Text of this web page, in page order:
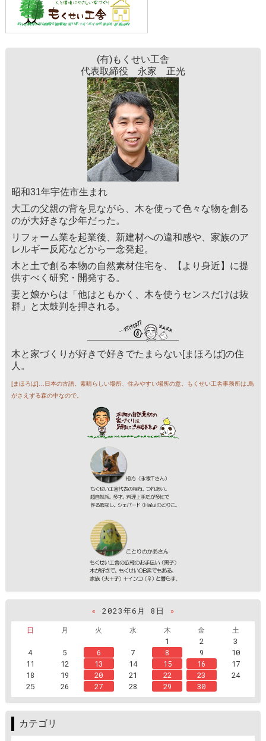
(有)もくせい工舎
代表取締役 永家 正光
昭和31年宇佐市生まれ
大工の父親の背を見ながら、木を使って色々な物を創る
のが大好きな少年だった。
リフォーム業を起業後、新建材への違和感や、家族のア
レルギー反応などから一念発起。
木と土で創る本物の自然素材住宅を、【より身近】に提
供すべく研究・開発する。
妻と娘からは「他はともかく、木を使うセンスだけは抜
群」と太鼓判を押される。
木と家づくりが好きで好きでたまらない[まほろば]の住
人。
[まほろば]…日本の古語。素晴らしい場所、住みやすい場所の意。もくせい工舎事務所は,鳥
がさえずる森の中なので。
« 2023年6月 8日
»
日
月 火 水 木 金
土
1
2
3
4
5 6 7 8 9
10
11
12 13 14 15 16
17
18
19 20 21 22 23
24
25
26 27 28 29 30
カテゴリ